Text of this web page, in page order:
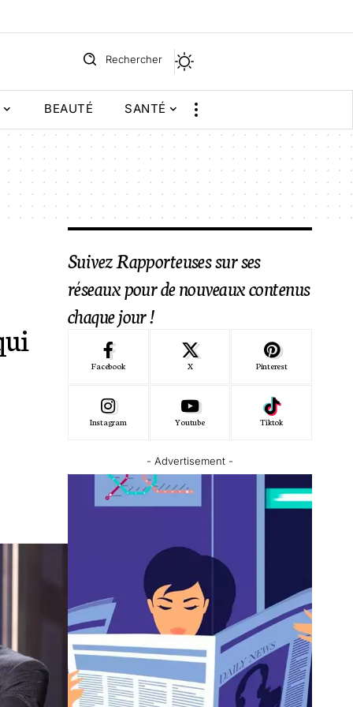
Rechercher
BEAUTÉ SANTÉ
Suivez Rapporteuses sur ses
réseaux pour de nouveaux contenus
chaque jour !
Facebook X Pinterest
Instagram Youtube Tiktok
- Advertisement -